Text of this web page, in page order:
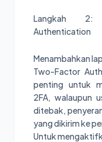
Langkah 2:
Authentication
Menambahkan
Two-Factor
penting untuk
2FA, walaupun
ditebak,
yang dikirim ke
Untuk